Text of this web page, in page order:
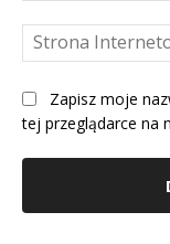
Zapisz moje
tej przeglądarce na